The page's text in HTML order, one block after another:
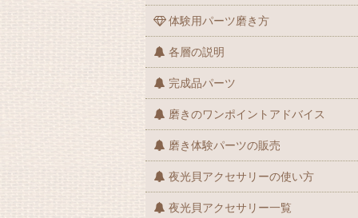
体験用パーツ磨き方
各層の説明
完成品パーツ
磨きのワンポイントアドバイス
磨き体験パーツの販売
夜光貝アクセサリーの使い方
夜光貝アクセサリー一覧